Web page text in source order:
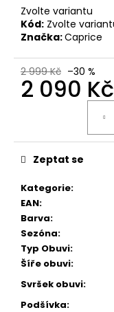
Zvolte variantu
Kód: Zvolte
Značka:Caprice
2 999 Kč –30 %
2 090 Kč
Kategorie:
EAN:
Barva:
Sezóna:
Typ Obuvi:
Šíře obuvi:
Svršek obuvi:
Podšívka:
Zeptat se
DÁMSKÉ
KOŽENÉ
SANDÁLY
NA
KLÍNKU
ŠÍŘE
CAPRICE
ČERNÉ
999
899
Kč